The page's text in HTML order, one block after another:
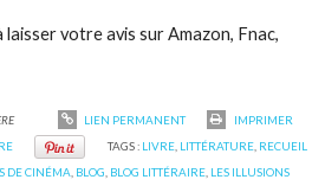
laisser votre avis sur Amazon, Fnac,
LIEN PERMANENT
IMPRIMER
TAGS : LIVRE, LITTÉRATURE, RECUEIL
DE CINÉMA BLOG BLOG LITTÉRAIRE LES ILLUSIONS